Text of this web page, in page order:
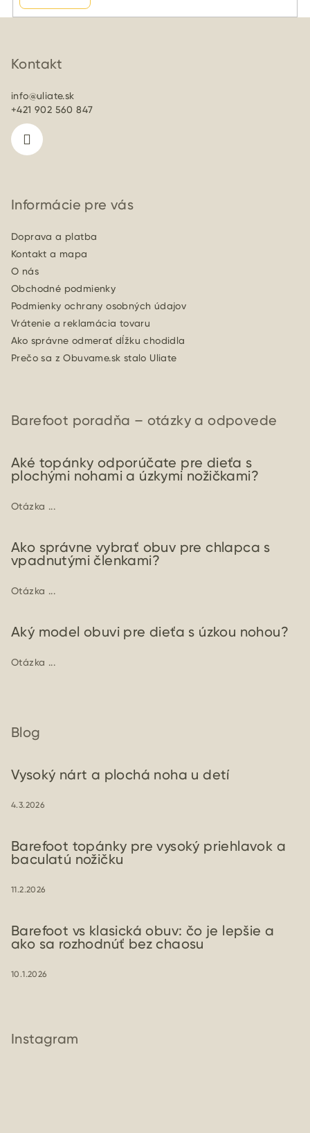
Kontakt
info@uliate.sk
+421 902 560 847
Informácie pre vás
Doprava a platba
Kontakt a mapa
O nás
Obchodné podmienky
Podmienky ochrany osobných údajov
Vrátenie a reklamácia tovaru
Ako správne odmerať dĺžku chodidla
Prečo sa z Obuvame.sk stalo Uliate
Barefoot poradňa – otázky a odpovede
Aké topánky odporúčate pre dieťa s
plochými nohami a úzkymi nožičkami?
Otázka ...
Ako správne vybrať obuv pre chlapca s
vpadnutými členkami?
Otázka ...
Aký model obuvi pre dieťa s úzkou nohou?
Otázka ...
Blog
Vysoký nárt a plochá noha u detí
4.3.2026
Barefoot topánky pre vysoký priehlavok a
baculatú nožičku
11.2.2026
Barefoot vs klasická obuv: čo je lepšie a
ako sa rozhodnúť bez chaosu
10.1.2026
Instagram